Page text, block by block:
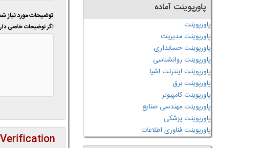
توضیحات مورد نیاز
اگر توضیحات خاصی دارید اعم از عنوان مد نظر، صفحه
Verification
پاورپوینت آماده
پاورپوینت
پاورپوینت مدیریت
پاورپوینت حسابداری
پاورپوینت روانشناسی
پاورپوینت اینترنت اشیا
پاورپوینت برق
پاورپوینت کامپیوتر
پاورپوینت مهندسی صنایع
پاورپوینت پزشکی
پاورپوینت فناوری اطلاعات